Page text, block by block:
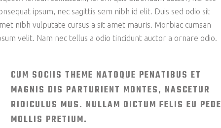
ipsum, nec sagittis sem nibh id elit. Duis sed odio sit
nibh vulputate cursus a sit amet mauris. Morbiac cumsan
velit. Nam nec tellus a odio tincidunt auctor a ornare odio.
CUM SOCIIS THEME NATOQUE PENATIBUS ET
MAGNIS DIS PARTURIENT MONTES, NASCETUR
RIDICULUS MUS. NULLAM DICTUM FELIS EU PEDE
MOLLIS PRETIUM.